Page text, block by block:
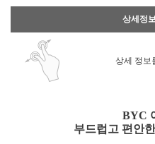
상세정
상세 정보
BYC
부드럽고 편안